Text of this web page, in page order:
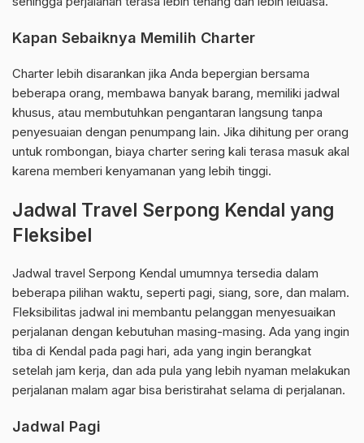
Kapan Sebaiknya Memilih Charter
Charter lebih disarankan jika Anda bepergian bersama
beberapa orang, membawa banyak barang, memiliki jadwal
khusus, atau membutuhkan pengantaran langsung tanpa
penyesuaian dengan penumpang lain. Jika dihitung per orang
untuk rombongan, biaya charter sering kali terasa masuk akal
karena memberi kenyamanan yang lebih tinggi.
Jadwal Travel Serpong Kendal yang
Fleksibel
Jadwal travel Serpong Kendal umumnya tersedia dalam
beberapa pilihan waktu, seperti pagi, siang, sore, dan malam.
Fleksibilitas jadwal ini membantu pelanggan menyesuaikan
perjalanan dengan kebutuhan masing-masing. Ada yang ingin
tiba di Kendal pada pagi hari, ada yang ingin berangkat
setelah jam kerja, dan ada pula yang lebih nyaman melakukan
perjalanan malam agar bisa beristirahat selama di perjalanan.
Jadwal Pagi